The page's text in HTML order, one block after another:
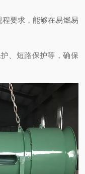
要求，能够在易燃易
、短路保护等，确保